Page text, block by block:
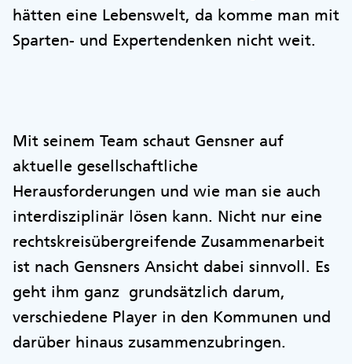
hätten eine Lebenswelt, da komme man mit
Sparten- und Expertendenken nicht weit.
Mit seinem Team schaut Gensner auf
aktuelle gesellschaftliche
Herausforderungen und wie man sie auch
interdisziplinär lösen kann. Nicht nur eine
rechtskreisübergreifende Zusammenarbeit
ist nach Gensners Ansicht dabei sinnvoll. Es
geht ihm ganz grundsätzlich darum,
verschiedene Player in den Kommunen und
darüber hinaus zusammenzubringen.